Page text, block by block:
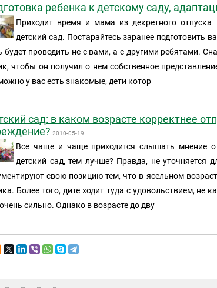
ребенка к детскому саду,
Приходит время и мама из декретного
детский сад. Постарайтесь заранее подготовить
будет проводить не с вами, а с другими ребятами.
чтобы он получил о нем собственное
у вас есть знакомые, дети котор
сад: в каком возрасте корректнее
2010-05-19
Все чаще и чаще приходится слышать мнение
детский сад, тем лучше? Правда, не уточняется
свою позицию тем, что в ясельном
Более того, дите ходит туда с удовольствием, не
сильно. Однако в возрасте до дву